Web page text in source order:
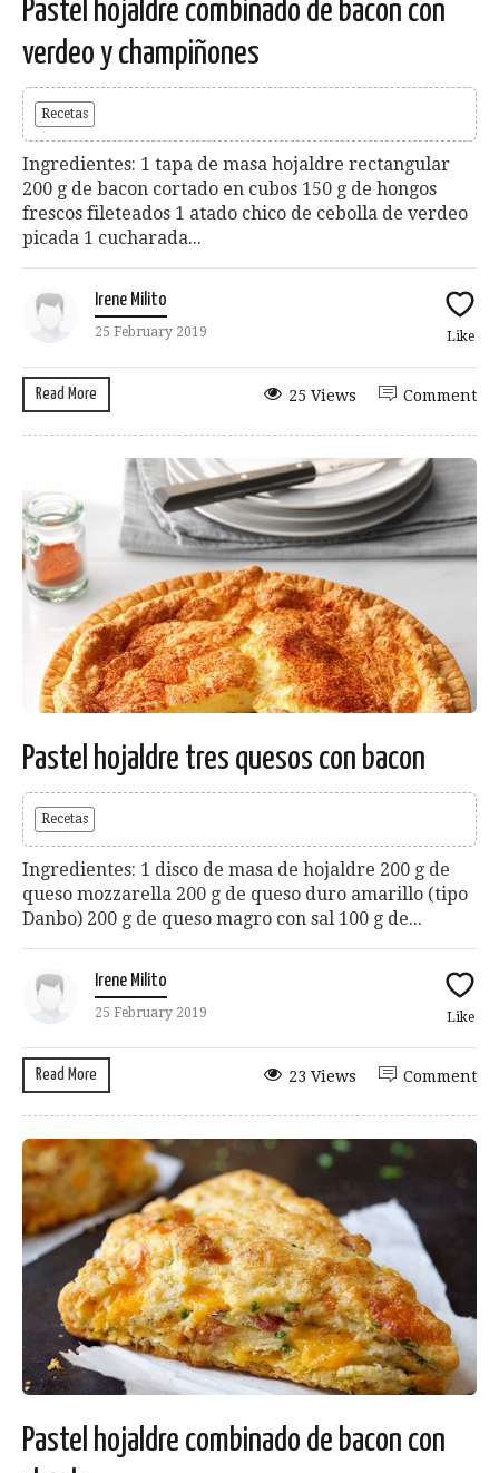
Pastel hojaldre combinado de bacon con
verdeo y champiñones
Recetas
Ingredientes: 1 tapa de masa hojaldre rectangular
200 g de bacon cortado en cubos 150 g de hongos
frescos fileteados 1 atado chico de cebolla de verdeo
picada 1 cucharada...
Irene Milito
25 February 2019 Like
Read More Comment
25 Views
Pastel hojaldre tres quesos con bacon
Recetas
Ingredientes: 1 disco de masa de hojaldre 200 g de
queso mozzarella 200 g de queso duro amarillo (tipo
Danbo) 200 g de queso magro con sal 100 g de...
Irene Milito
25 February 2019 Like
Read More Comment
23 Views
Pastel hojaldre combinado de bacon con